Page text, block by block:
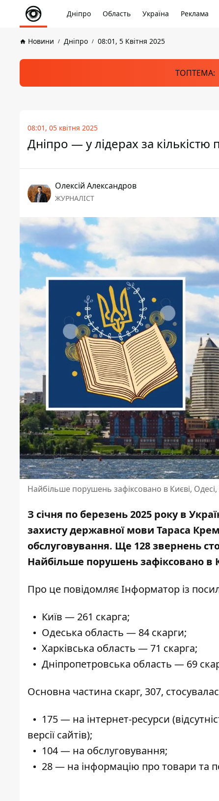
Дніпро Область Україна Реклама
Новини Дніпро 08:01, 5 Квітня 2025
ТОПТЕМА:
08:01, 05 квітня 2025
Дніпро — у лідерах за
Олексій Александров
ЖУРНАЛІСТ
Найбільше порушень зафіксовано в Києві, Одесі,
З січня по березень 2025 року в
захисту державної мови Тараса
обслуговування. Ще 128 звернень
Найбільше порушень зафіксовано в
Про це повідомляє Інформатор із
Київ — 261 скарга;
Одеська область — 84 скарги;
Харківська область — 71 скарга;
Дніпропетровська область — 69
Основна частина скарг, 307,
175 — на інтернет-ресурси
версії сайтів);
104 — на обслуговування;
28 — на інформацію про товари та